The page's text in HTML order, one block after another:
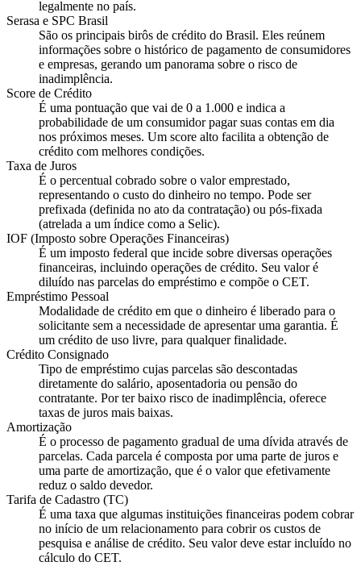
legalmente no país.
Serasa e SPC Brasil
São os principais birôs de crédito do Brasil. Eles reúnem
informações sobre o histórico de pagamento de consumidores
e empresas, gerando um panorama sobre o risco de
inadimplência.
Score de Crédito
É uma pontuação que vai de 0 a 1.000 e indica a
probabilidade de um consumidor pagar suas contas em dia
nos próximos meses. Um score alto facilita a obtenção de
crédito com melhores condições.
Taxa de Juros
É o percentual cobrado sobre o valor emprestado,
representando o custo do dinheiro no tempo. Pode ser
prefixada (definida no ato da contratação) ou pós-fixada
(atrelada a um índice como a Selic).
IOF (Imposto sobre Operações Financeiras)
É um imposto federal que incide sobre diversas operações
financeiras, incluindo operações de crédito. Seu valor é
diluído nas parcelas do empréstimo e compõe o CET.
Empréstimo Pessoal
Modalidade de crédito em que o dinheiro é liberado para o
solicitante sem a necessidade de apresentar uma garantia. É
um crédito de uso livre, para qualquer finalidade.
Crédito Consignado
Tipo de empréstimo cujas parcelas são descontadas
diretamente do salário, aposentadoria ou pensão do
contratante. Por ter baixo risco de inadimplência, oferece
taxas de juros mais baixas.
Amortização
É o processo de pagamento gradual de uma dívida através de
parcelas. Cada parcela é composta por uma parte de juros e
uma parte de amortização, que é o valor que efetivamente
reduz o saldo devedor.
Tarifa de Cadastro (TC)
É uma taxa que algumas instituições financeiras podem cobrar
no início de um relacionamento para cobrir os custos de
pesquisa e análise de crédito. Seu valor deve estar incluído no
cálculo do CET.